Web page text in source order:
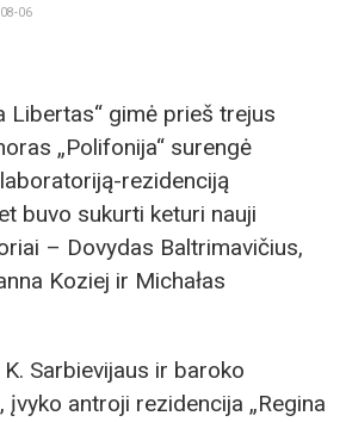
06
Libertas“ gimė prieš trejus
„Polifonija“ surengė
rezidenciją
buvo sukurti keturi nauji
– Dovydas Baltrimavičius,
Koziej ir Michałas
Sarbievijaus ir baroko
antroji rezidencija „Regina